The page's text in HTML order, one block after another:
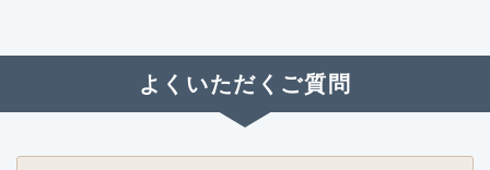
よくいただくご質問